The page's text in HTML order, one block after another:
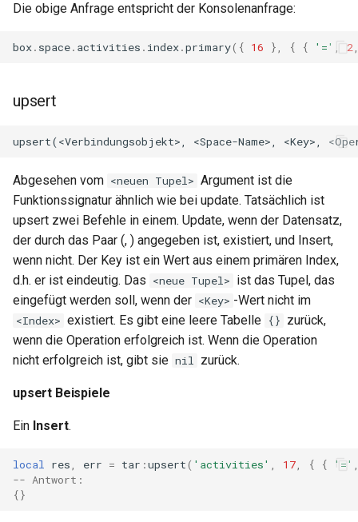
Die obige Anfrage entspricht der Konsolenanfrage:
box. space. activities . index.primary({ 16 }, { { '=' 2
upsert
Abgesehen vom <neuen Tupel> Argument ist die
Funktionssignatur ähnlich wie bei update. Tatsächlich ist
upsert zwei Befehle in einem. Update, wenn der Datensatz,
der durch das Paar (, ) angegeben ist, existiert, und Insert,
wenn nicht. Der Key ist ein Wert aus einem primären Index,
d.h. er ist eindeutig. Das <neue Tupel> ist das Tupel, das
eingefügt werden soll, wenn der <Key> -Wert nicht im
<Index> existiert. Es gibt eine leere Tabelle {} zurück,
wenn die Operation erfolgreich ist. Wenn die Operation
nicht erfolgreich ist, gibt sie nil zurück.
upsert Beispiele
Ein Insert.
local res err = tar :upsert( 'activities' 17 { { '='
-- Antwort:
{}